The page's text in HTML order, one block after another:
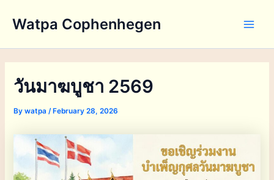
Watpa Cophenhegen
วันมาฆบูชา 2569
Bywatpa /February 28, 2026